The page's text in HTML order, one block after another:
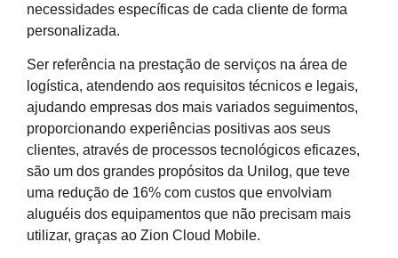
necessidades específicas de cada cliente de forma
personalizada.
Ser referência na prestação de serviços na área de
logística, atendendo aos requisitos técnicos e legais,
ajudando empresas dos mais variados seguimentos,
proporcionando experiências positivas aos seus
clientes, através de processos tecnológicos eficazes,
são um dos grandes propósitos da Unilog, que teve
uma redução de 16% com custos que envolviam
aluguéis dos equipamentos que não precisam mais
utilizar, graças ao Zion Cloud Mobile.